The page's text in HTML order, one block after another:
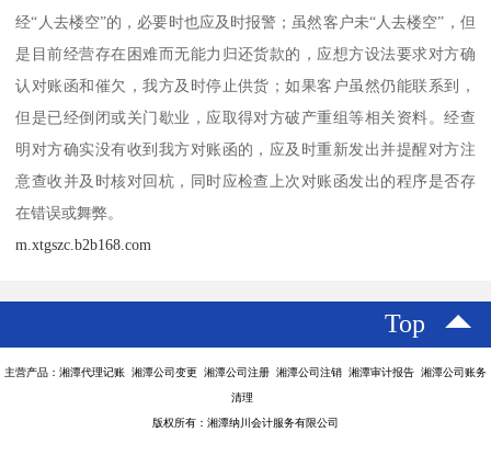
经“人去楼空”的，必要时也应及时报警；虽然客户未“人去楼空”，但
是目前经营存在困难而无能力归还货款的，应想方设法要求对方确
认对账函和催欠，我方及时停止供货；如果客户虽然仍能联系到，
但是已经倒闭或关门歇业，应取得对方破产重组等相关资料。经查
明对方确实没有收到我方对账函的，应及时重新发出并提醒对方注
意查收并及时核对回杭，同时应检查上次对账函发出的程序是否存
在错误或舞弊。
m.xtgszc.b2b168.com
Top
主营产品：湘潭代理记账 湘潭公司变更 湘潭公司注册 湘潭公司注销 湘潭审计报告 湘潭公司账务
清理
版权所有：湘潭纳川会计服务有限公司